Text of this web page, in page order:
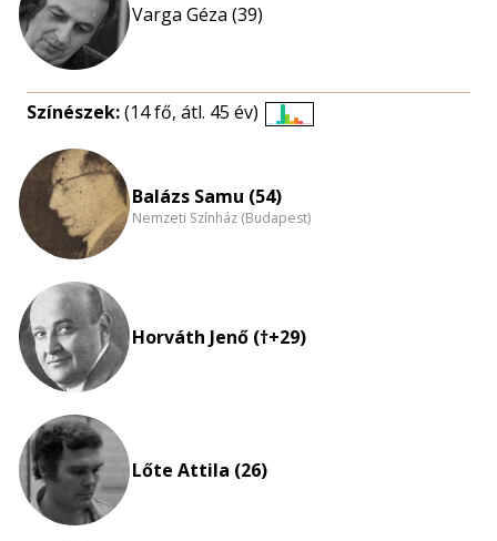
Varga Géza (39)
Színészek:(14 fő, átl. 45 év)
Balázs Samu (54)
Nemzeti Színház (Budapest)
Horváth Jenő (†+29)
Lőte Attila (26)